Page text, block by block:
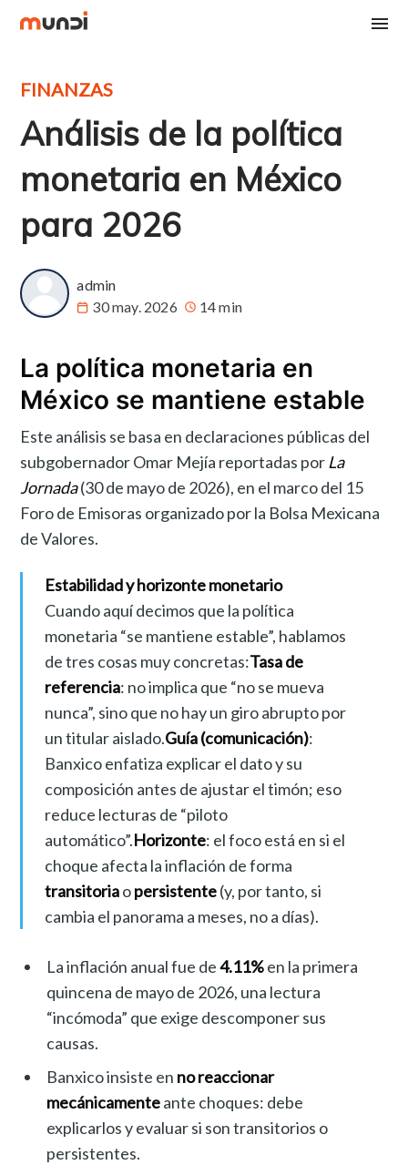
FINANZAS
Análisis de la política
monetaria en México
para 2026
admin
30 may. 2026
14 min
La política monetaria en
México se mantiene estable
Este análisis se basa en declaraciones públicas del
subgobernador Omar Mejía reportadas por La
Jornada(30 de mayo de 2026), en el marco del 15
Foro de Emisoras organizado por la Bolsa Mexicana
de Valores.
Estabilidad y horizonte monetario
Cuando aquí decimos que la política
monetaria “se mantiene estable”, hablamos
de tres cosas muy concretas:Tasa de
referencia: no implica que “no se mueva
nunca”, sino que no hay un giro abrupto por
un titular aislado.Guía (comunicación):
Banxico enfatiza explicar el dato y su
composición antes de ajustar el timón; eso
reduce lecturas de “piloto
automático”.Horizonte: el foco está en si el
choque afecta la inflación de forma
transitoriaopersistente(y, por tanto, si
cambia el panorama a meses, no a días).
La inflación anual fue de4.11%en la primera
quincena de mayo de 2026, una lectura
“incómoda” que exige descomponer sus
causas.
Banxico insiste en no reaccionar
mecánicamenteante choques: debe
explicarlos y evaluar si son transitorios o
persistentes.